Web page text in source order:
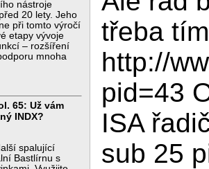
nástroje
20 lety. Jeho
při tomto výročí
etapy vývoje
– rozšíření
mnoha
65: Už vám
INDX?
spalující
Bastlírnu s
třeba
http://
pid=43
ISA
sub 25